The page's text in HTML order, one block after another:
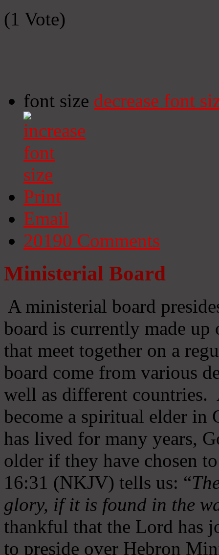
(1 Vote)
font size decrease font
Print
Email
20190 Comments
Ministerial Board
A ministerial board
board is currently made
that meet together on a
board come from various
well as different countries.
become a spiritual elder in
has lived for many years,
older if they have chosen
16:31 (NKJV) tells us: “
glory, if it is found in the
thankful that the Lord has
to preside over Hebron